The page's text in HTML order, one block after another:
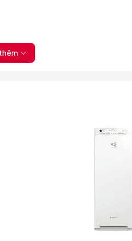
không khíCảnh báo thay bộ